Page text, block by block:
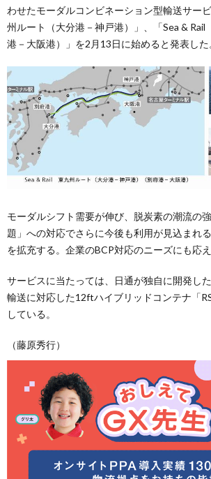
わせたモーダルコンビネーション型輸送サー
州ルート（大分港－神戸港）」、「Sea &
港－大阪港）」を2月13日に始めると発表した
モーダルシフト需要が伸び、脱炭素の潮流の
題」への対応でさらに今後も利用が見込まれ
を拡充する。企業のBCP対応のニーズにも応え
サービスに当たっては、日通が独自に開発し
輸送に対応した12ftハイブリッドコンテナ「
している。
（藤原秀行）